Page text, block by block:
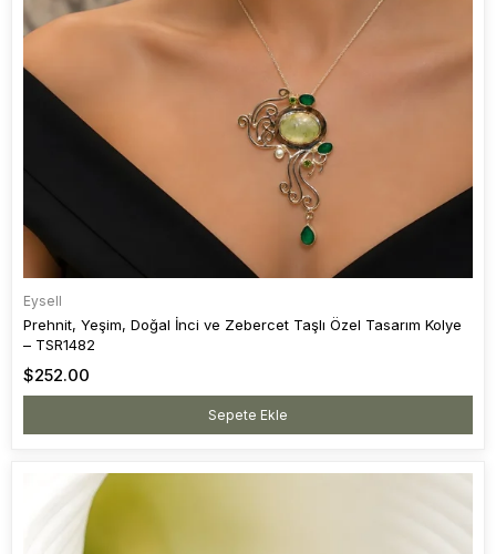
Eysell
Prehnit, Yeşim, Doğal İnci ve Zebercet Taşlı Özel Tasarım Kolye
– TSR1482
$252.00
Sepete Ekle